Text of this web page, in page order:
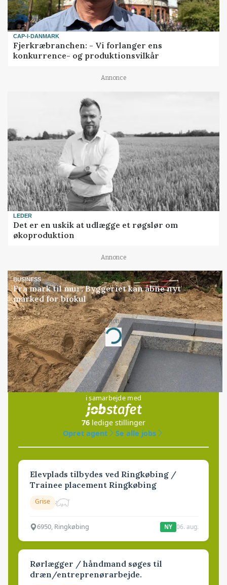
CAP-I-DANMARK
Fjerkræbranchen: - Vi forlanger ens
konkurrence- og produktionsvilkår
Annonce
LEDER
Det er en uskik at udlægge et røgslør om
økoproduktion
Annonce
BUSINESS
Fra mark til mur: Byggeriet kan åbne nyt
marked for biokul
Annonce
Loading...
Jobs
i samarbejde med
76 ledige stillinger
Opret agent
Se alle jobs
Elevplads tilbydes ved Ringkøbing /
Trainee placement Ringkøbing
Grise
6950, Ringkøbing NY 06. aug.
Rørlægger / håndmand søges til
dræn/entreprenørarbejde.